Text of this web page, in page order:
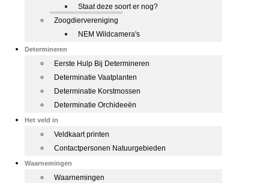
Staat deze soort er nog?
Zoogdiervereniging
NEM Wildcamera's
Determineren
Eerste Hulp Bij Determineren
Determinatie Vaatplanten
Determinatie Korstmossen
Determinatie Orchideeën
Het veld in
Veldkaart printen
Contactpersonen Natuurgebieden
Waarnemingen
Waarnemingen